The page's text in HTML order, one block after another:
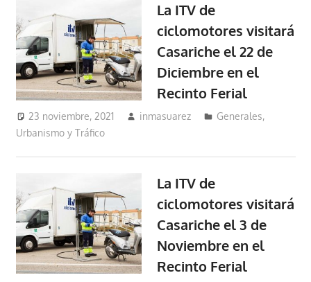
La ITV de
ciclomotores visitará
Casariche el 22 de
Diciembre en el
Recinto Ferial
23 noviembre, 2021 inmasuarez Generales,
Urbanismo y Tráfico
La ITV de
ciclomotores visitará
Casariche el 3 de
Noviembre en el
Recinto Ferial